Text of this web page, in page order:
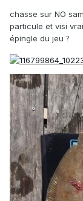
chasse sur NO
particule et visi
épingle du jeu ?